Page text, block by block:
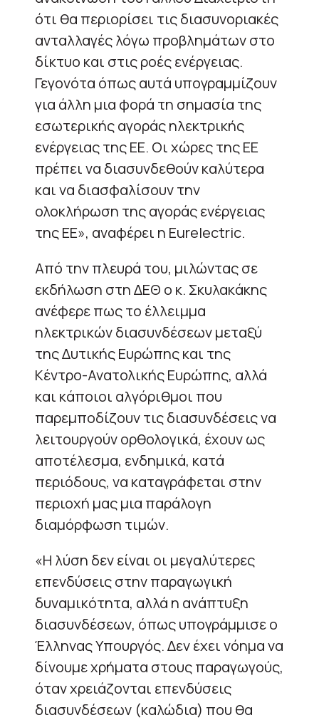
ότι θα περιορίσει τις διασυνοριακές
ανταλλαγές λόγω προβλημάτων στο
δίκτυο και στις ροές ενέργειας.
Γεγονότα όπως αυτά υπογραμμίζουν
για άλλη μια φορά τη σημασία της
εσωτερικής αγοράς ηλεκτρικής
ενέργειας της ΕΕ. Οι χώρες της ΕΕ
πρέπει να διασυνδεθούν καλύτερα
και να διασφαλίσουν την
ολοκλήρωση της αγοράς ενέργειας
της ΕΕ», αναφέρει η Eurelectric.
Από την πλευρά του, μιλώντας σε
εκδήλωση στη ΔΕΘ ο κ. Σκυλακάκης
ανέφερε πως το έλλειμμα
ηλεκτρικών διασυνδέσεων μεταξύ
της Δυτικής Ευρώπης και της
Κέντρο-Ανατολικής Ευρώπης, αλλά
και κάποιοι αλγόριθμοι που
παρεμποδίζουν τις διασυνδέσεις να
λειτουργούν ορθολογικά, έχουν ως
αποτέλεσμα, ενδημικά, κατά
περιόδους, να καταγράφεται στην
περιοχή μας μια παράλογη
διαμόρφωση τιμών.
«Η λύση δεν είναι οι μεγαλύτερες
επενδύσεις στην παραγωγική
δυναμικότητα, αλλά η ανάπτυξη
διασυνδέσεων, όπως υπογράμμισε ο
Έλληνας Υπουργός. Δεν έχει νόημα να
δίνουμε χρήματα στους παραγωγούς,
όταν χρειάζονται επενδύσεις
διασυνδέσεων (καλώδια) που θα